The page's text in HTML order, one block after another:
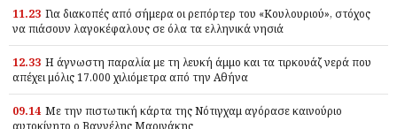
11.23 Για διακοπές από σήμερα οι ρεπόρτερ του «Κουλουριού», στόχος
να πιάσουν λαγοκέφαλους σε όλα τα ελληνικά νησιά
12.33 Η άγνωστη παραλία με τη λευκή άμμο και τα τιρκουάζ νερά που
απέχει μόλις 17.000 χιλιόμετρα από την Αθήνα
09.14 Με την πιστωτική κάρτα της Νότιγχαμ αγόρασε καινούριο
αυτοκίνητο ο Βαγγέλης Μαρινάκης